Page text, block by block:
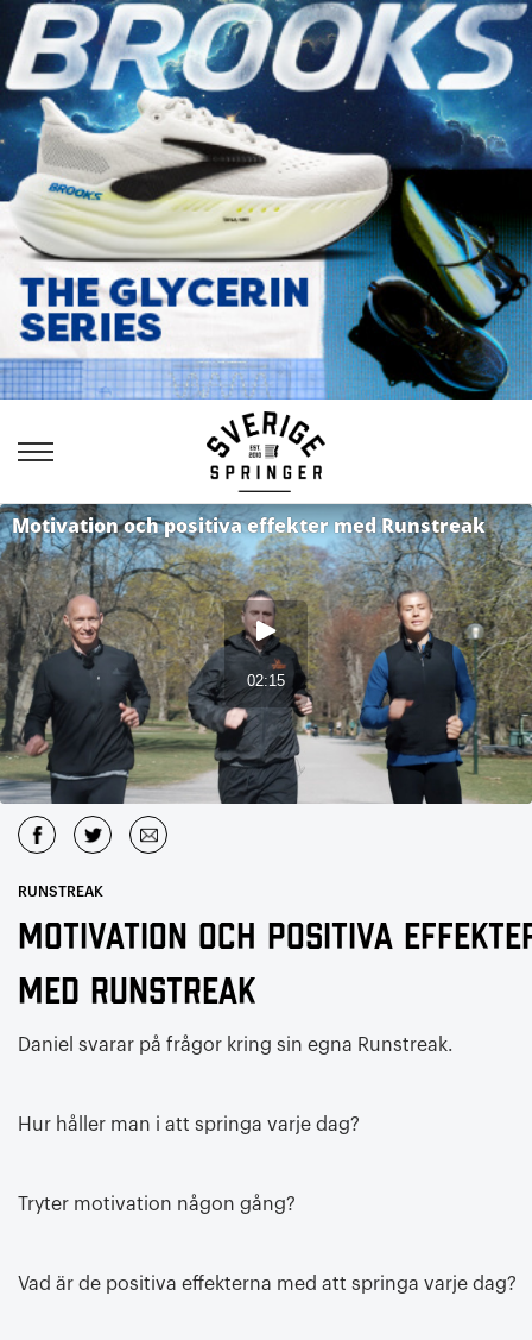
RUNSTREAK
Motivation och positiva
med Runstreak
Daniel svarar på frågor kring sin egna Runstreak.
Hur håller man i att springa varje dag?
Tryter motivation någon gång?
Vad är de positiva effekterna med att springa varje dag?